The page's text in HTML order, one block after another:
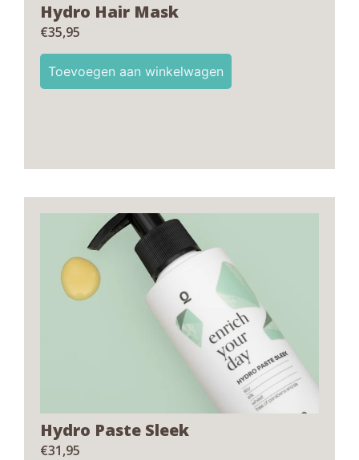
Hydro Hair Mask
€35,95
Toevoegen aan winkelwagen
Hydro Paste Sleek
€31,95